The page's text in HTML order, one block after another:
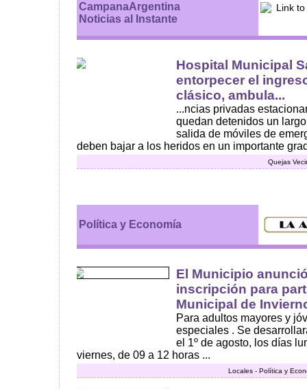
CampanaArgentina
Noticias al Instante
Hospital Municipal
entorpecer el
clásico, ambula...
...ncias privadas
quedan detenidos un
salida de móviles de
deben bajar a los heridos en un importante
Quejas
Política y Economía
El Municipio
inscripción para
Municipal de
Para adultos mayores y
especiales . Se
el 1º de agosto, los días
viernes, de 09 a 12 horas ...
Locales - Política y